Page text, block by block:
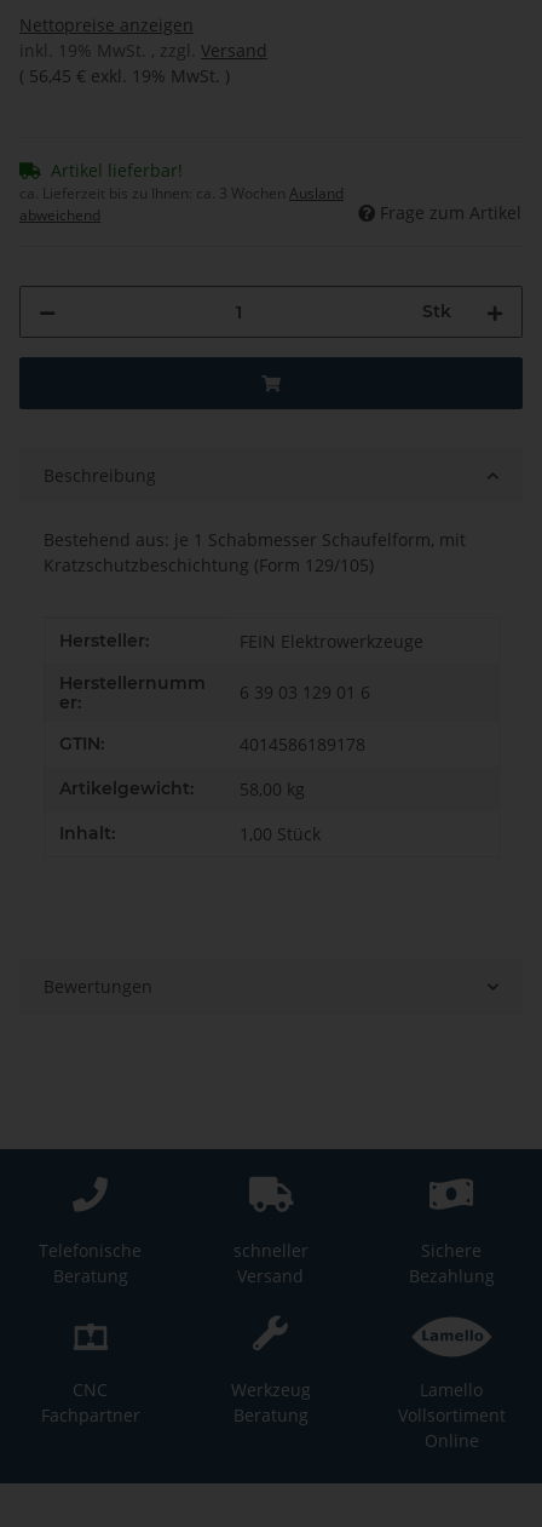
Nettopreise anzeigen
inkl. 19% MwSt. , zzgl. Versand
( 56,45 € exkl. 19% MwSt. )
Artikel lieferbar!
ca. Lieferzeit bis zu Ihnen: ca. 3 Wochen Ausland
abweichend
Frage zum Artikel
Stk
Beschreibung
Bestehend aus: je 1 Schabmesser Schaufelform, mit
Kratzschutzbeschichtung (Form 129/105)
Produkteigenschaft
Wert
Hersteller: FEIN Elektrowerkzeuge
Herstellernumm
er:
6 39 03 129 01 6
GTIN: 4014586189178
Artikelgewicht: 58,00 kg
Inhalt: 1,00 Stück
Bewertungen
Telefonische
Beratung
schneller
Versand
Sichere
Bezahlung
CNC
Fachpartner
Werkzeug
Beratung
Lamello
Vollsortiment
Online